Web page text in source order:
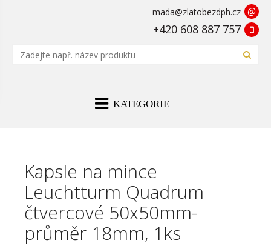
mada@zlatobezdph.cz @
+420 608 887 757
KATEGORIE
Kapsle na mince
Leuchtturm Quadrum
čtvercové 50x50mm-
průměr 18mm, 1ks